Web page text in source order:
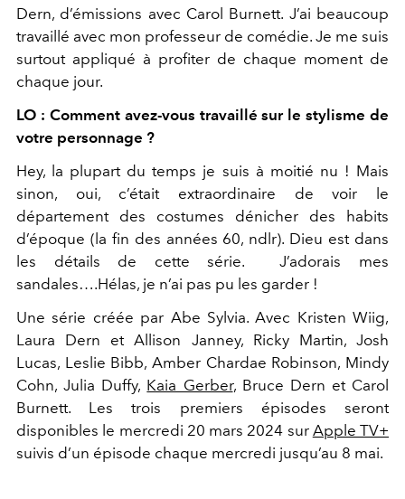
Dern, d’émissions avec Carol Burnett. J’ai beaucoup
travaillé avec mon professeur de comédie. Je me suis
surtout appliqué à profiter de chaque moment de
chaque jour.
LO : Comment avez-vous travaillé sur le stylisme de
votre personnage ?
Hey, la plupart du temps je suis à moitié nu ! Mais
sinon, oui, c’était extraordinaire de voir le
département des costumes dénicher des habits
d’époque (la fin des années 60, ndlr). Dieu est dans
les détails de cette série. J’adorais mes
sandales….Hélas, je n’ai pas pu les garder !
Une série créée par Abe Sylvia.Avec Kristen Wiig,
Laura Dern et Allison Janney, Ricky Martin, Josh
Lucas, Leslie Bibb, Amber Chardae Robinson, Mindy
Cohn, Julia Duffy, Kaia Gerber, Bruce Dern et Carol
Burnett. Les trois premiers épisodes seront
disponibles le mercredi 20 mars 2024 sur Apple TV+
suivis d’un épisode chaque mercredi jusqu’au 8 mai.